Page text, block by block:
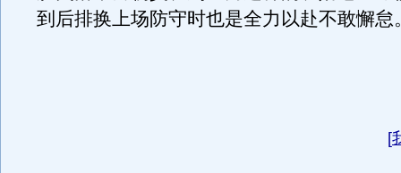
到后排换上场防守时也是全力以赴不敢懈怠
[